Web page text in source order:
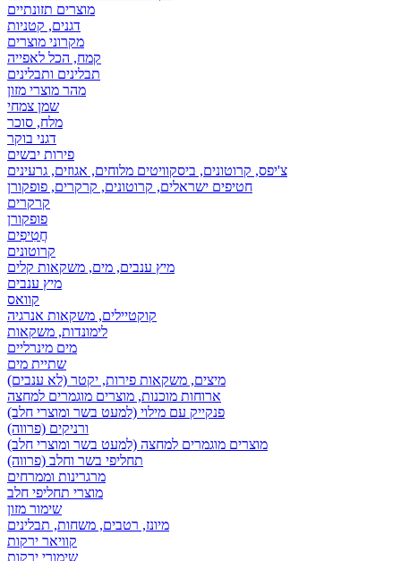
מוצרים תזונתיים
דגנים, קטניות
מקרוני מוצרים
קמח, הכל לאפייה
תבלינים ותבלינים
מהר מוצרי מזון
שמן צמחי
מלח, סוכר
דגני בוקר
פירות יבשים
צ'יפס, קרוטונים, ביסקוויטים מלוחים, אגוזים, גרעינים
חטיפים ישראלים, קרוטונים, קרקרים, פופקורן
קרקרים
פופקורן
חֲטִיפִים
קרוטונים
מיץ ענבים, מים, משקאות קלים
מיץ ענבים
קוואס
קוקטיילים, משקאות אנרגיה
לימונדות, משקאות
מים מינרליים
שתיית מים
מיצים, משקאות פירות, יקטר (לא ענבים)
ארוחות מוכנות, מוצרים מוגמרים למחצה
פנקייק עם מילוי (למעט בשר ומוצרי חלב)
ורניקים (פרווה)
מוצרים מוגמרים למחצה (למעט בשר ומוצרי חלב)
תחליפי בשר וחלב (פרווה)
מרגרינות וממרחים
מוצרי תחליפי חלב
שימור מזון
מיונז, רטבים, משחות, תבלינים
קוויאר ירקות
שימורי ירקות